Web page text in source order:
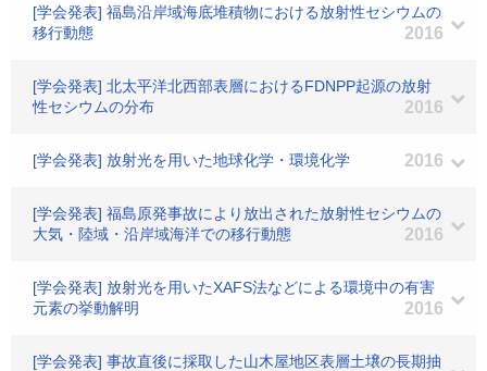
[学会発表] 福島沿岸域海底堆積物における放射性セシウムの
移行動態
2016
[学会発表] 北太平洋北西部表層におけるFDNPP起源の放射
性セシウムの分布
2016
[学会発表] 放射光を用いた地球化学・環境化学 2016
[学会発表] 福島原発事故により放出された放射性セシウムの
大気・陸域・沿岸域海洋での移行動態
2016
[学会発表] 放射光を用いたXAFS法などによる環境中の有害
元素の挙動解明
2016
[学会発表] 事故直後に採取した山木屋地区表層土壌の長期抽